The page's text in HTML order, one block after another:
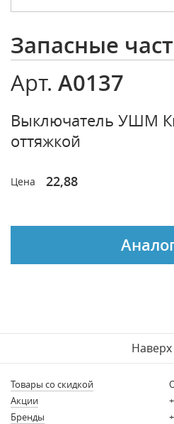
Запасные
Арт. A0137
Выключатель УШМ
оттяжкой
Цена 22,88
Наверх
Товары со скидкой
Акции
Бренды